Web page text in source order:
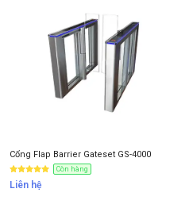
Cổng Flap Barrier Gateset GS-4000
Còn hàng
Liên hệ